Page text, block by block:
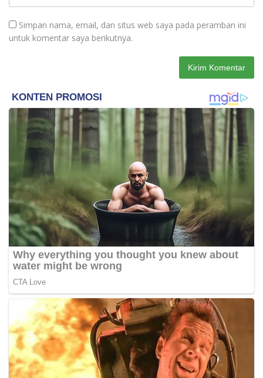
Simpan nama, email, dan situs web saya pada peramban ini
untuk komentar saya berikutnya.